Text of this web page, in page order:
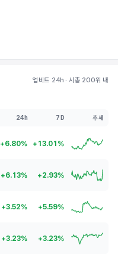
업비트 24h · 시총 200위 내
24h 7D 추세
+6.80% +13.01%
+6.13% +2.93%
+3.52% +5.59%
+3.23% +3.23%